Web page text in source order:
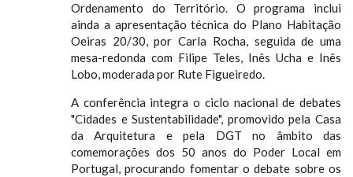
Ordenamento do Território. O programa inclui
ainda a apresentação técnica do Plano Habitação
Oeiras 20/30, por Carla Rocha, seguida de uma
mesa-redonda com Filipe Teles, Inês Ucha e Inês
Lobo, moderada por Rute Figueiredo.
A conferência integra o ciclo nacional de debates
"Cidades e Sustentabilidade", promovido pela Casa
da Arquitetura e pela DGT no âmbito das
comemorações dos 50 anos do Poder Local em
Portugal, procurando fomentar o debate sobre os